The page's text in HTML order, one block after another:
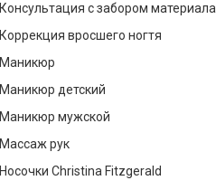
Консультация с забором материала
Коррекция вросшего ногтя
Маникюр
Маникюр детский
Маникюр мужской
Массаж рук
Носочки Christina Fitzgerald